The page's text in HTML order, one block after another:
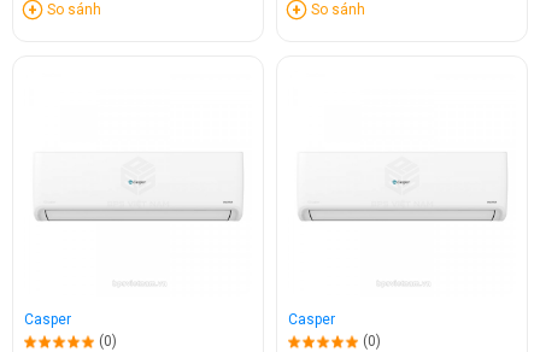
So sánh So sánh
Casper
(0)
Casper
(0)